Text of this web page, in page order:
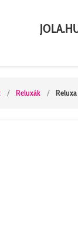
/ Reluxák / Reluxa